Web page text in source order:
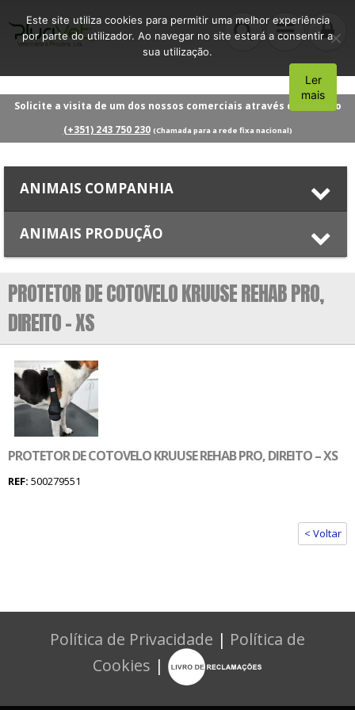
Solicite a visita de um dos nossos comerciais através do número
(+351) 243 750 230 (Chamada para a rede fixa nacional)
ANIMAIS COMPANHIA
ANIMAIS PRODUÇÃO
PROTETOR DE COTOVELO KRUUSE REHAB PRO,
DIREITO – XS
PROTETOR DE COTOVELO KRUUSE REHAB PRO, DIREITO – XS
REF: 500279551
< Voltar
Política de Privacidade | Política de
Cookies |
Este site utiliza cookies para permitir uma melhor experiência
por parte do utilizador. Ao navegar no site estará a consentir a
sua utilização.
Aceito
Ler
mais